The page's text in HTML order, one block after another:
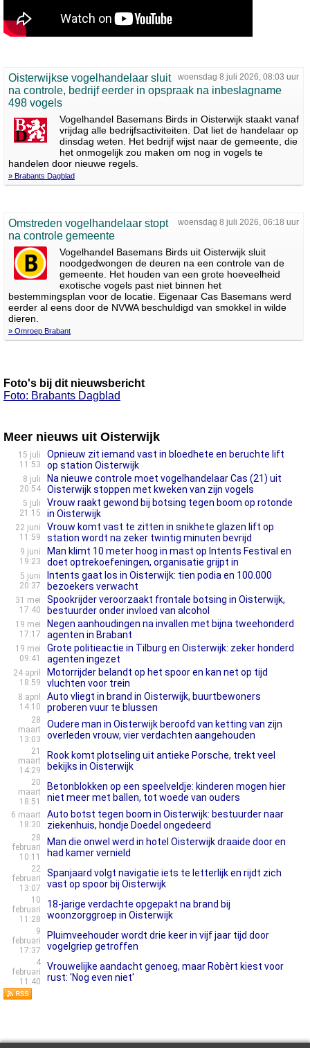
woensdag 8 juli 2026, 08:03 uur
Oisterwijkse vogelhandelaar sluit
na controle, bedrijf eerder in opspraak na inbeslagname
498 vogels
Vogelhandel Basemans Birds in Oisterwijk staakt vanaf
vrijdag alle bedrijfsactiviteiten. Dat liet de handelaar op
dinsdag weten. Het bedrijf wijst naar de gemeente, die
het onmogelijk zou maken om nog in vogels te
handelen door nieuwe regels.
» Brabants Dagblad
woensdag 8 juli 2026, 06:18 uur
Omstreden vogelhandelaar stopt
na controle gemeente
Vogelhandel Basemans Birds uit Oisterwijk sluit
noodgedwongen de deuren na een controle van de
gemeente. Het houden van een grote hoeveelheid
exotische vogels past niet binnen het
bestemmingsplan voor de locatie. Eigenaar Cas Basemans werd
eerder al eens door de NVWA beschuldigd van smokkel in wilde
dieren.
» Omroep Brabant
Foto's bij dit nieuwsbericht
Foto: Brabants Dagblad
Meer nieuws uit Oisterwijk
15 juli
11:53
Opnieuw zit iemand vast in bloedhete en beruchte lift
op station Oisterwijk
8 juli
20:54
Na nieuwe controle moet vogelhandelaar Cas (21) uit
Oisterwijk stoppen met kweken van zijn vogels
5 juli
21:15
Vrouw raakt gewond bij botsing tegen boom op rotonde
in Oisterwijk
22 juni
11:59
Vrouw komt vast te zitten in snikhete glazen lift op
station wordt na zeker twintig minuten bevrijd
9 juni
19:23
Man klimt 10 meter hoog in mast op Intents Festival en
doet optrekoefeningen, organisatie grijpt in
5 juni
20:37
Intents gaat los in Oisterwijk: tien podia en 100.000
bezoekers verwacht
31 mei
17:40
Spookrijder veroorzaakt frontale botsing in Oisterwijk,
bestuurder onder invloed van alcohol
19 mei
17:17
Negen aanhoudingen na invallen met bijna tweehonderd
agenten in Brabant
19 mei
09:41
Grote politieactie in Tilburg en Oisterwijk: zeker honderd
agenten ingezet
24 april
18:59
Motorrijder belandt op het spoor en kan net op tijd
vluchten voor trein
8 april
14:10
Auto vliegt in brand in Oisterwijk, buurtbewoners
proberen vuur te blussen
28
maart
13:03
Oudere man in Oisterwijk beroofd van ketting van zijn
overleden vrouw, vier verdachten aangehouden
21
maart
14:29
Rook komt plotseling uit antieke Porsche, trekt veel
bekijks in Oisterwijk
20
maart
18:51
Betonblokken op een speelveldje: kinderen mogen hier
niet meer met ballen, tot woede van ouders
6 maart
18:30
Auto botst tegen boom in Oisterwijk: bestuurder naar
ziekenhuis, hondje Doedel ongedeerd
28
februari
10:11
Man die onwel werd in hotel Oisterwijk draaide door en
had kamer vernield
22
februari
13:07
Spanjaard volgt navigatie iets te letterlijk en rijdt zich
vast op spoor bij Oisterwijk
10
februari
11:28
18-jarige verdachte opgepakt na brand bij
woonzorggroep in Oisterwijk
9
februari
17:37
Pluimveehouder wordt drie keer in vijf jaar tijd door
vogelgriep getroffen
4
februari
11:40
Vrouwelijke aandacht genoeg, maar Robèrt kiest voor
rust: 'Nog even niet'